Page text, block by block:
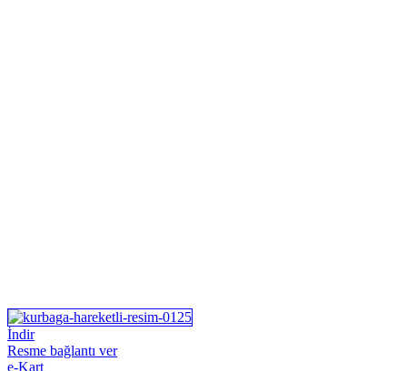
İndir
Resme bağlantı ver
e-Kart